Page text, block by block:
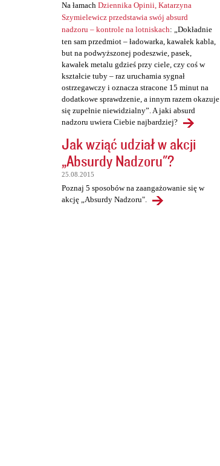
Na łamach Dziennika Opinii, Katarzyna
Szymielewicz przedstawia swój absurd
nadzoru – kontrole na lotniskach: „Dokładnie
ten sam przedmiot – ładowarka, kawałek kabla,
but na podwyższonej podeszwie, pasek,
kawałek metalu gdzieś przy ciele, czy coś w
kształcie tuby – raz uruchamia sygnał
ostrzegawczy i oznacza stracone 15 minut na
dodatkowe sprawdzenie, a innym razem okazuje
się zupełnie niewidzialny”. A jaki absurd
nadzoru uwiera Ciebie najbardziej?
Jak wziąć udział w akcji
„Absurdy Nadzoru"?
25.08.2015
Poznaj 5 sposobów na zaangażowanie się w
akcję „Absurdy Nadzoru".